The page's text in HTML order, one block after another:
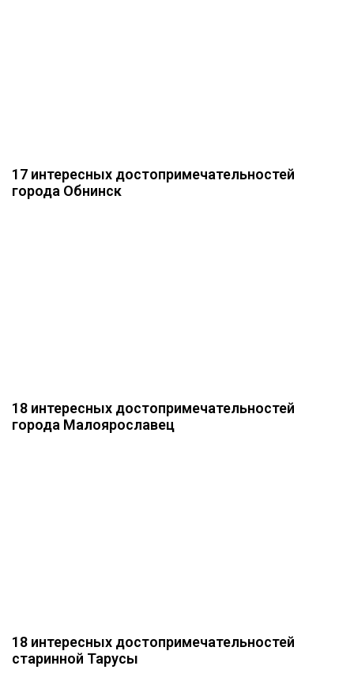
17 интересных достопримечательностей
города Обнинск
18 интересных достопримечательностей
города Малоярославец
18 интересных достопримечательностей
старинной Тарусы